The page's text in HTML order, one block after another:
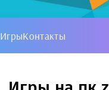
ИгрыКонтакты